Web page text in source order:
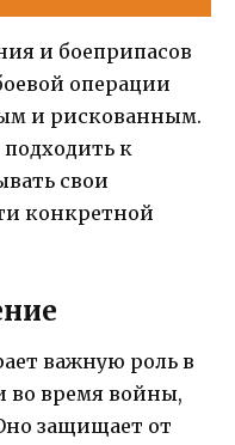
и боеприпасов
операции
и рискованным.
к
свои
конкретной
важную роль в
во время войны,
защищает от